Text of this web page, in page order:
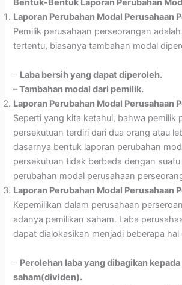
Bentuk-Bentuk Laporan Perubahan
Laporan Perubahan Modal Perusahaan
Pemilik perusahaan perseorangan
tertentu, biasanya tambahan modal
– Laba bersih yang dapat diperoleh.
– Tambahan modal dari pemilik.
Laporan Perubahan Modal Perusahaan
Seperti yang kita ketahui, bahwa pemilik
persekutuan terdiri dari dua orang atau
dasarnya bentuk laporan perubahan
persekutuan tidak berbeda dengan
perubahan modal perusahaan
Laporan Perubahan Modal Perusahaan
Kepemilikan dalam perusahaan
adanya pemilikan saham. Laba
dapat dialokasikan menjadi beberapa hal
– Perolehan laba yang dibagikan
saham(dividen).